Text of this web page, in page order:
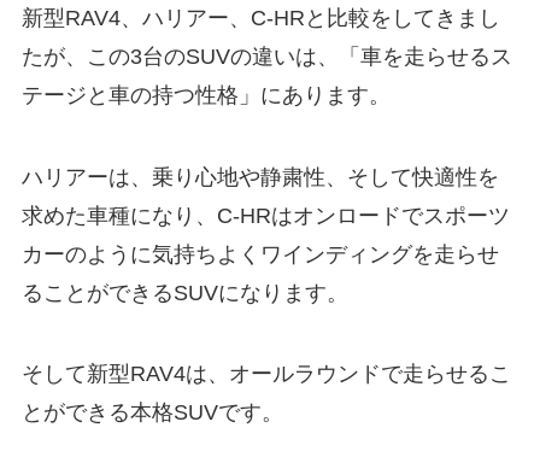
新型RAV4、ハリアー、C-HRと比較をしてきまし
たが、この3台のSUVの違いは、「車を走らせるス
テージと車の持つ性格」にあります。
ハリアーは、乗り心地や静粛性、そして快適性を
求めた車種になり、C-HRはオンロードでスポーツ
カーのように気持ちよくワインディングを走らせ
ることができるSUVになります。
そして新型RAV4は、オールラウンドで走らせるこ
とができる本格SUVです。